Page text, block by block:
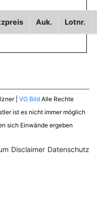
Auk. Lotnr.
| VG Bild Alle Rechte
ist es nicht immer möglich
sich Einwände ergeben
Datenschutz
Disclaimer